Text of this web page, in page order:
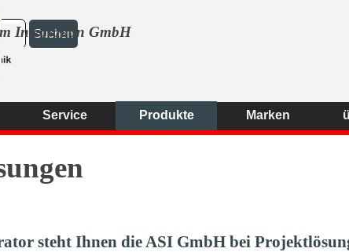
Suchen
Integration GmbH
Service ▼
Produkte ▼
Marken
steht Ihnen die ASI GmbH bei